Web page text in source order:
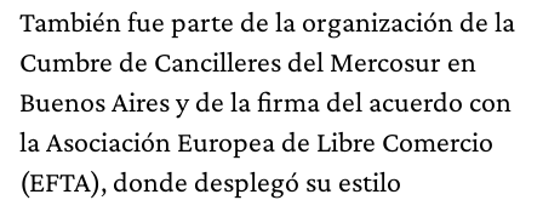
También fue parte de la organización de la
Cumbre de Cancilleres del Mercosur en
Buenos Aires y de la firma del acuerdo con
la Asociación Europea de Libre Comercio
(EFTA), donde desplegó su estilo